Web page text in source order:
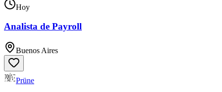
Hoy
Analista de Payroll
Buenos Aires
Prüne